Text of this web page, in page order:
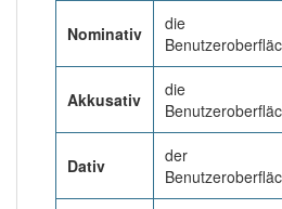
Nominativ
die
Akkusativ
die
Dativ
der